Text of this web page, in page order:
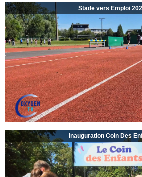
Stade vers Emploi
Inauguration Coin Des